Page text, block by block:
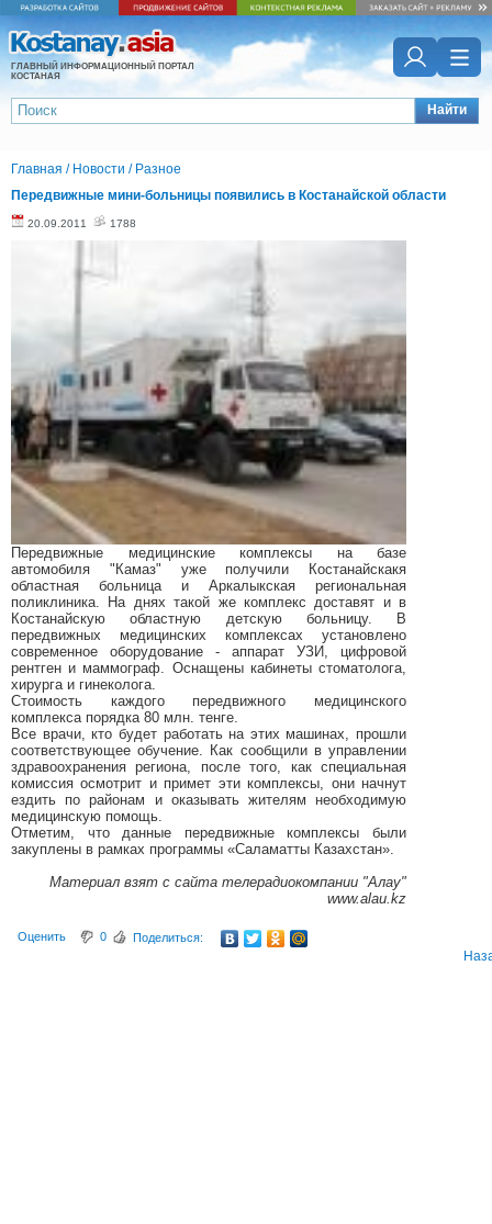
ГЛАВНЫЙ ИНФОРМАЦИОННЫЙ ПОРТАЛ
КОСТАНАЯ
Найти
Главная / Новости / Разное
Передвижные мини-больницы появились в Костанайской области
20.09.2011 1788
Передвижные медицинские комплексы на базе
автомобиля "Камаз" уже получили Костанайскакя
областная больница и Аркалыкская региональная
поликлиника. На днях такой же комплекс доставят и в
Костанайскую областную детскую больницу. В
передвижных медицинских комплексах установлено
современное оборудование - аппарат УЗИ, цифровой
рентген и маммограф. Оснащены кабинеты стоматолога,
хирурга и гинеколога.
Стоимость каждого передвижного медицинского
комплекса порядка 80 млн. тенге.
Все врачи, кто будет работать на этих машинах, прошли
соответствующее обучение. Как сообщили в управлении
здравоохранения региона, после того, как специальная
комиссия осмотрит и примет эти комплексы, они начнут
ездить по районам и оказывать жителям необходимую
медицинскую помощь.
Отметим, что данные передвижные комплексы были
закуплены в рамках программы «Саламатты Казахстан».
Материал взят с сайта телерадиокомпании "Алау"
www.alau.kz
Оценить 0 Поделиться: